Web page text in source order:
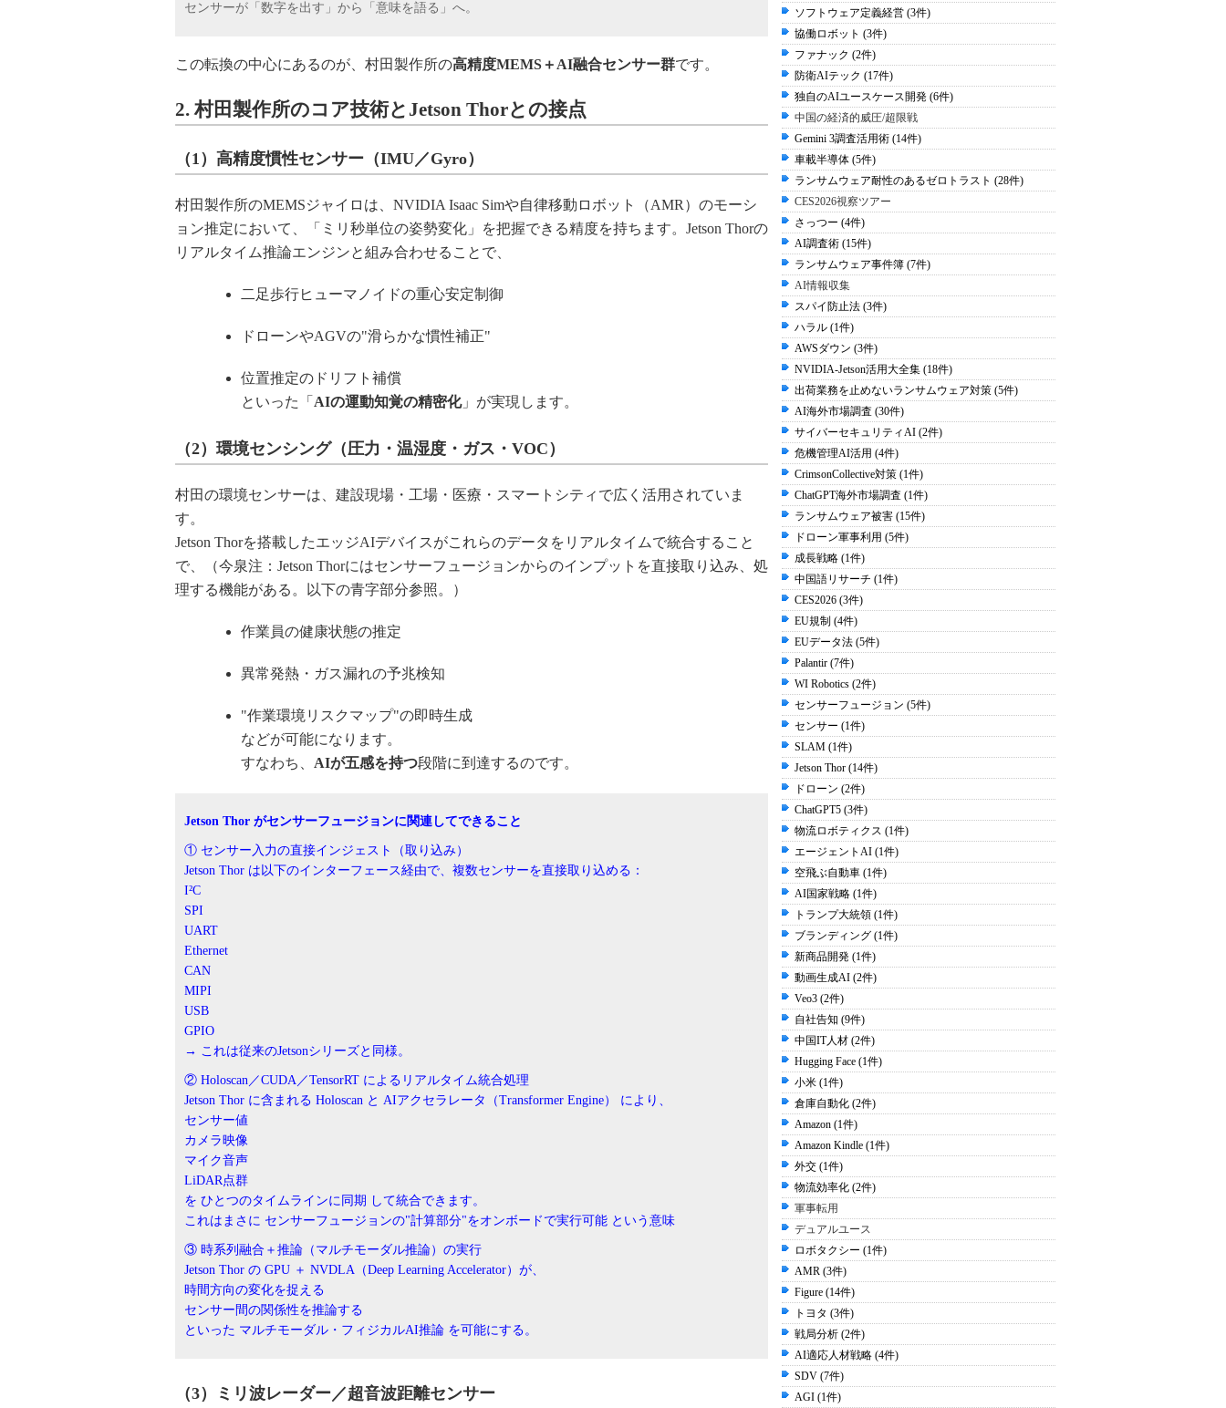
センサーが「数字を出す」から「意味を語る」へ。
この転換の中心にあるのが、村田製作所の高精度MEMS＋AI融合センサー群です。
2. 村田製作所のコア技術とJetson Thorとの接点
（1）高精度慣性センサー（IMU／Gyro）
村田製作所のMEMSジャイロは、NVIDIA Isaac Simや自律移動ロボット（AMR）のモーシ
ョン推定において、「ミリ秒単位の姿勢変化」を把握できる精度を持ちます。Jetson Thorの
リアルタイム推論エンジンと組み合わせることで、
二足歩行ヒューマノイドの重心安定制御
ドローンやAGVの"滑らかな慣性補正"
位置推定のドリフト補償
といった「 AIの運動知覚の精密化」が実現します。
（2）環境センシング（圧力・温湿度・ガス・VOC）
村田の環境センサーは、建設現場・工場・医療・スマートシティで広く活用されていま
す。
Jetson Thorを搭載したエッジAIデバイスがこれらのデータをリアルタイムで統合すること
で、（今泉注：Jetson Thorにはセンサーフュージョンからのインプットを直接取り込み、処
理する機能がある。以下の青字部分参照。）
作業員の健康状態の推定
異常発熱・ガス漏れの予兆検知
"作業環境リスクマップ"の即時生成
などが可能になります。
すなわち、 AIが五感を持つ段階に到達するのです。
Jetson Thor がセンサーフュージョンに関連してできること
① センサー入力の直接インジェスト（取り込み）
Jetson Thor は以下のインターフェース経由で、複数センサーを直接取り込める：
I²C
SPI
UART
Ethernet
CAN
MIPI
USB
GPIO
→ これは従来のJetsonシリーズと同様。
② Holoscan／CUDA／TensorRT によるリアルタイム統合処理
Jetson Thor に含まれる Holoscan と AIアクセラレータ（Transformer Engine） により、
センサー値
カメラ映像
マイク音声
LiDAR点群
を ひとつのタイムラインに同期 して統合できます。
これはまさに センサーフュージョンの"計算部分"をオンボードで実行可能 という意味
③ 時系列融合＋推論（マルチモーダル推論）の実行
Jetson Thor の GPU ＋ NVDLA（Deep Learning Accelerator）が、
時間方向の変化を捉える
センサー間の関係性を推論する
といった マルチモーダル・フィジカルAI推論 を可能にする。
（3）ミリ波レーダー／超音波距離センサー
ソフトウェア定義経営 (3件)
協働ロボット (3件)
ファナック (2件)
防衛AIテック (17件)
独自のAIユースケース開発 (6件)
中国の経済的威圧/超限戦
Gemini 3調査活用術 (14件)
車載半導体 (5件)
ランサムウェア耐性のあるゼロトラスト (28件)
CES2026視察ツアー
さっつー (4件)
AI調査術 (15件)
ランサムウェア事件簿 (7件)
AI情報収集
スパイ防止法 (3件)
ハラル (1件)
AWSダウン (3件)
NVIDIA-Jetson活用大全集 (18件)
出荷業務を止めないランサムウェア対策 (5件)
AI海外市場調査 (30件)
サイバーセキュリティAI (2件)
危機管理AI活用 (4件)
CrimsonCollective対策 (1件)
ChatGPT海外市場調査 (1件)
ランサムウェア被害 (15件)
ドローン軍事利用 (5件)
成長戦略 (1件)
中国語リサーチ (1件)
CES2026 (3件)
EU規制 (4件)
EUデータ法 (5件)
Palantir (7件)
WI Robotics (2件)
センサーフュージョン (5件)
センサー (1件)
SLAM (1件)
Jetson Thor (14件)
ドローン (2件)
ChatGPT5 (3件)
物流ロボティクス (1件)
エージェントAI (1件)
空飛ぶ自動車 (1件)
AI国家戦略 (1件)
トランプ大統領 (1件)
ブランディング (1件)
新商品開発 (1件)
動画生成AI (2件)
Veo3 (2件)
自社告知 (9件)
中国IT人材 (2件)
Hugging Face (1件)
小米 (1件)
倉庫自動化 (2件)
Amazon (1件)
Amazon Kindle (1件)
外交 (1件)
物流効率化 (2件)
軍事転用
デュアルユース
ロボタクシー (1件)
AMR (3件)
Figure (14件)
トヨタ (3件)
戦局分析 (2件)
AI適応人材戦略 (4件)
SDV (7件)
AGI (1件)